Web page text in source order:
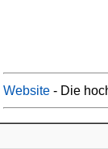
Website - Die